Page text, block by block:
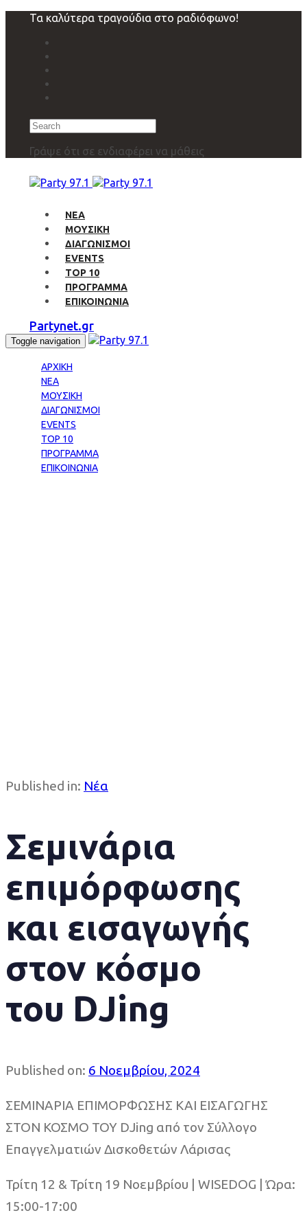
navigation
Τα καλύτερα τραγούδια στο ραδιόφωνο!
Search
Γράψε ότι σε ενδιαφέρει να μάθεις
ΝΕΑ
ΜΟΥΣΙΚΗ
ΔΙΑΓΩΝΙΣΜΟΙ
EVENTS
TOP 10
ΠΡΟΓΡΑΜΜΑ
ΕΠΙΚΟΙΝΩΝΙΑ
Partynet.gr
Toggle navigation
ΑΡΧΙΚΗ
ΝΕΑ
ΜΟΥΣΙΚΗ
ΔΙΑΓΩΝΙΣΜΟΙ
EVENTS
TOP 10
ΠΡΟΓΡΑΜΜΑ
ΕΠΙΚΟΙΝΩΝΙΑ
Published in: Νέα
Σεμινάρια
επιμόρφωσης
και εισαγωγής
στον κόσμο
του DJing
Published on: 6 Νοεμβρίου, 2024
ΣΕΜΙΝΑΡΙΑ ΕΠΙΜΟΡΦΩΣΗΣ ΚΑΙ ΕΙΣΑΓΩΓΗΣ
ΣΤΟΝ ΚΟΣΜΟ ΤΟΥ DJing από τον Σύλλογο
Επαγγελματιών Δισκοθετών Λάρισας
Τρίτη 12 & Τρίτη 19 Νοεμβρίου | WISEDOG | Ώρα:
15:00-17:00